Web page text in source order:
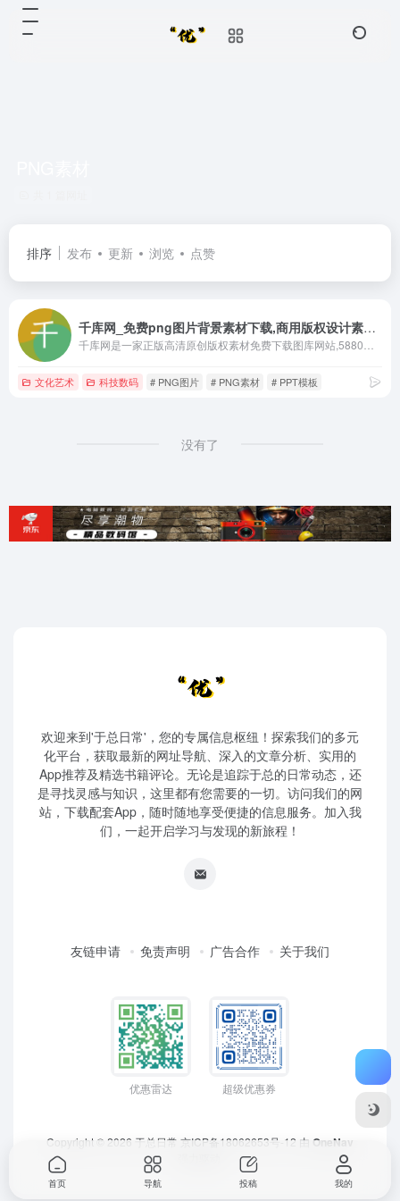
排序 发布 更新 浏览 点赞
千库网_免费png图片背景素材下载,商用版权设计素材图库
文化艺术 科技数码 # PNG图片 # PNG素材 # PPT模板
没有了
欢迎来到'于总日常'，您的专属信息枢纽！探索我们的多元
化平台，获取最新的网址导航、深入的文章分析、实用的
App推荐及精选书籍评论。无论是追踪于总的日常动态，还
是寻找灵感与知识，这里都有您需要的一切。访问我们的网
站，下载配套App，随时随地享受便捷的信息服务。加入我
们，一起开启学习与发现的新旅程！
友链申请 免责声明 广告合作 关于我们
优惠雷达 超级优惠券
Copyright © 2026 于总日常 京ICP备18062653号-12 由 OneNav
首页 导航 投稿 我的